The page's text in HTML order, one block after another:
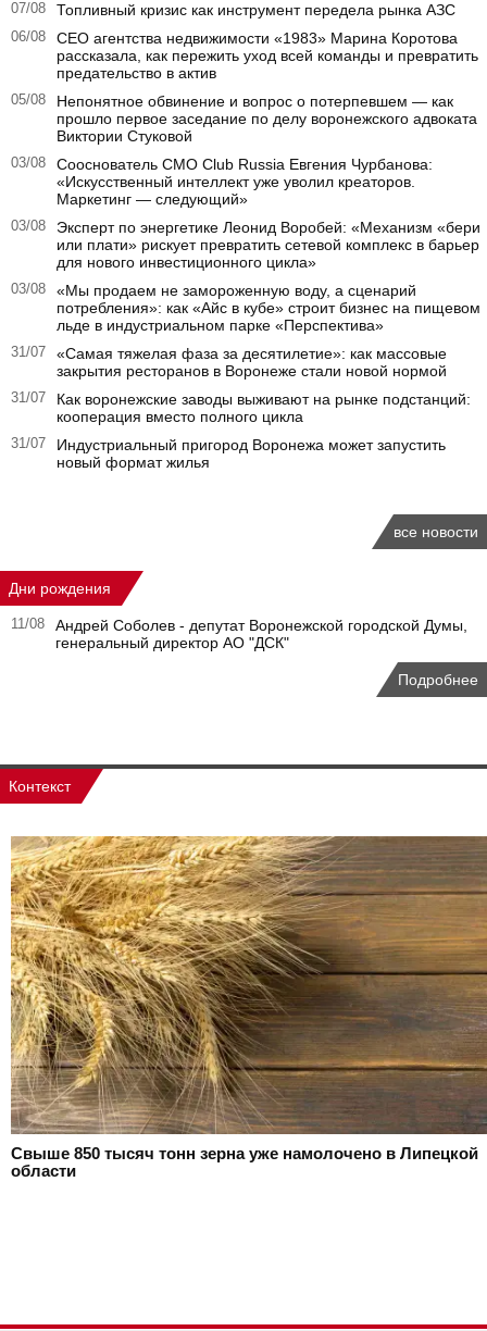
07/08 Топливный кризис как инструмент передела рынка АЗС
06/08
CEO агентства недвижимости «1983» Марина Коротова
рассказала, как пережить уход всей команды и превратить
предательство в актив
05/08
Непонятное обвинение и вопрос о потерпевшем — как
прошло первое заседание по делу воронежского адвоката
Виктории Стуковой
03/08
Сооснователь CMO Club Russia Евгения Чурбанова:
«Искусственный интеллект уже уволил креаторов.
Маркетинг — следующий»
03/08
Эксперт по энергетике Леонид Воробей: «Механизм «бери
или плати» рискует превратить сетевой комплекс в барьер
для нового инвестиционного цикла»
03/08
«Мы продаем не замороженную воду, а сценарий
потребления»: как «Айс в кубе» строит бизнес на пищевом
льде в индустриальном парке «Перспектива»
31/07
«Самая тяжелая фаза за десятилетие»: как массовые
закрытия ресторанов в Воронеже стали новой нормой
31/07
Как воронежские заводы выживают на рынке подстанций:
кооперация вместо полного цикла
31/07
Индустриальный пригород Воронежа может запустить
новый формат жилья
все новости
Дни рождения
11/08
Андрей Соболев - депутат Воронежской городской Думы,
генеральный директор АО "ДСК"
Подробнее
Контекст
Свыше 850 тысяч тонн зерна уже намолочено в Липецкой
области